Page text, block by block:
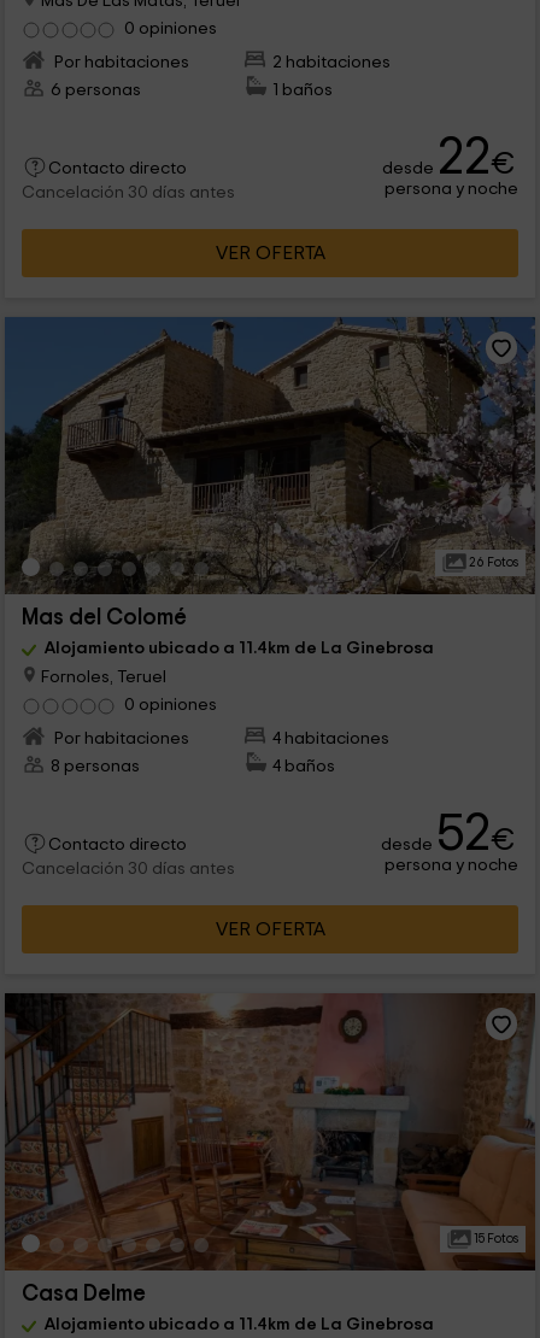
0 opiniones
Por habitaciones
2 habitaciones
6 personas
1 baños
Contacto directo
Cancelación 30 días antes
desde 22€
persona y noche
VER OFERTA
26 Fotos
Mas del Colomé
Alojamiento ubicado a 11.4km de La Ginebrosa
Fornoles, Teruel
0 opiniones
Por habitaciones
4 habitaciones
8 personas
4 baños
Contacto directo
Cancelación 30 días antes
desde 52€
persona y noche
VER OFERTA
15 Fotos
Casa Delme
Alojamiento ubicado a 11.4km de La Ginebrosa